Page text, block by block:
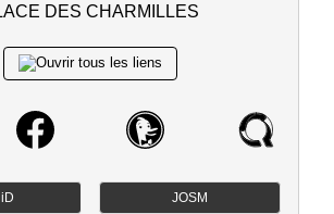
DES CHARMILLES
JOSM